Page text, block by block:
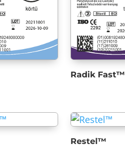
Radik Fast™
Restel™